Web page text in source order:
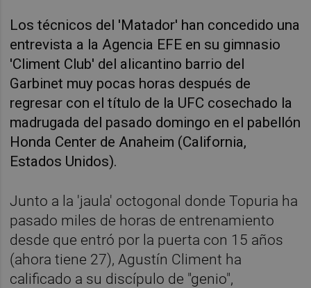
Los técnicos del 'Matador' han concedido una
entrevista a la Agencia EFE en su gimnasio
'Climent Club' del alicantino barrio del
Garbinet muy pocas horas después de
regresar con el título de la UFC cosechado la
madrugada del pasado domingo en el pabellón
Honda Center de Anaheim (California,
Estados Unidos).
Junto a la 'jaula' octogonal donde Topuria ha
pasado miles de horas de entrenamiento
desde que entró por la puerta con 15 años
(ahora tiene 27), Agustín Climent ha
calificado a su discípulo de "genio",